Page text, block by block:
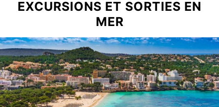
EXCURSIONS ET SORTIES EN
MER